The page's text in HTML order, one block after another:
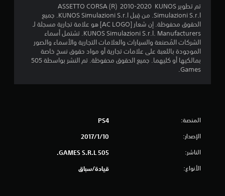
ي
4
3
تم تطوير ASSETTO CORSA (R) 2010-2020 KUNOS
Simulazioni S.r.l. من قِبل KUNOS Simulazioni S.r.l. جميع
الحقوق محفوظة. إن شعار [AC LOGO] هو علامة تجارية مسجلة لـ
KUNOS Simulazioni S.r.l. Manufacturers. تشتمل أسماء
الشركات المُصنعة والسيارات والعلامات التجارية والأسماء والصور
الموجودة باللعبة على علامات تجارية أو مواد حقوق نسخ خاصة
بمالكيها أو كليهما. جميع الحقوق محفوظة. تم النشر بواسطة 505
Games.
المنصة: PS4
الإصدار: 10‏/1‏/2017
الناشر: 505 GAMES S.R.L.
الأنواع: قيادة/سباق